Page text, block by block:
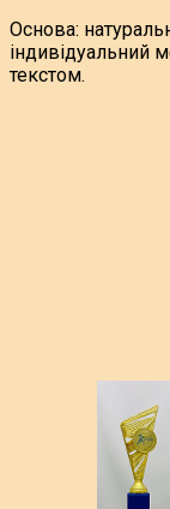
Основа:
індивідуальний
текстом.